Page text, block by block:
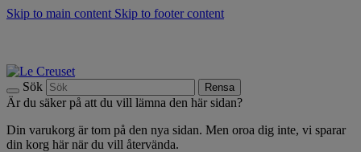
Skip to main content Skip to footer content
Sök Rensa
Är du säker på att du vill lämna den här sidan?
Din varukorg är tom på den nya sidan. Men oroa dig inte, vi sparar
din korg här när du vill återvända.